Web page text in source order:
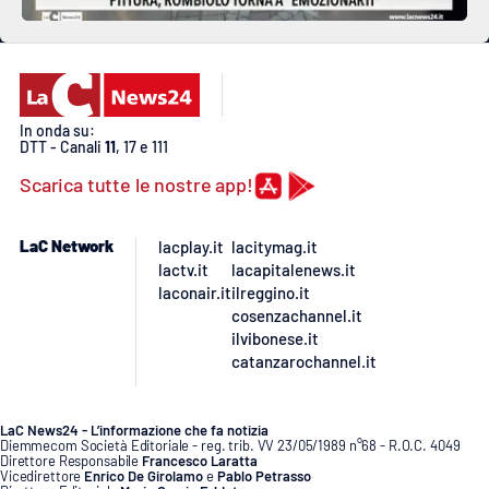
In onda su:
DTT - Canali 11, 17 e 111
Scarica tutte le nostre app!
LaC Network
lacplay.it
lactv.it
laconair.it
lacitymag.it
lacapitalenews.it
ilreggino.it
cosenzachannel.it
ilvibonese.it
catanzarochannel.it
LaC News24 - L’informazione che fa notizia
Diemmecom Società Editoriale - reg. trib. VV 23/05/1989 n°68 - R.O.C. 4049
Direttore Responsabile Francesco Laratta
Vicedirettore Enrico De GirolamoePablo Petrasso